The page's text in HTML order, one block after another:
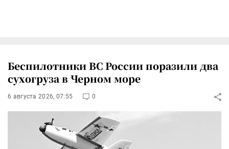
Беспилотники ВС России поразили два
сухогруза в Черном море
6 августа 2026, 07:55 0